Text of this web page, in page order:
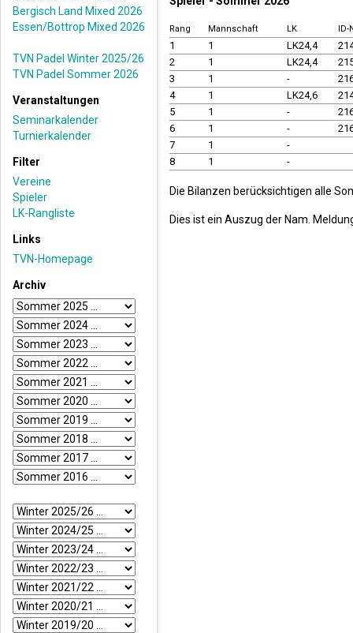
Bergisch Land Mixed 2026
Essen/Bottrop Mixed 2026
TVN Padel Winter 2025/26
TVN Padel Sommer 2026
Veranstaltungen
Seminarkalender
Turnierkalender
Filter
Vereine
Spieler
LK-Rangliste
Links
TVN-Homepage
Archiv
Rang Mannschaft LK ID-
1 1 LK24,4
2
1 LK24,4
3
1 -
4
1 LK24,6
5
1 -
6
1 -
7
1
-
8
1 -
Die Bilanzen berücksichtigen alle
Dies ist ein Auszug der Nam.